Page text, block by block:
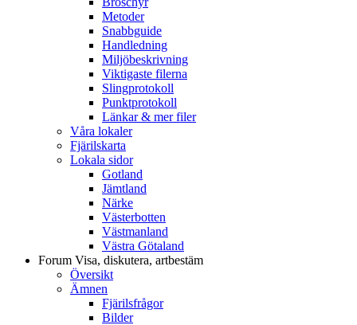
Metoder
Snabbguide
Handledning
Miljöbeskrivning
Viktigaste filerna
Slingprotokoll
Punktprotokoll
Länkar & mer filer
Våra lokaler
Fjärilskarta
Lokala sidor
Gotland
Jämtland
Närke
Västerbotten
Västmanland
Västra Götaland
Forum Visa, diskutera, artbestäm
Översikt
Ämnen
Fjärilsfrågor
Bilder